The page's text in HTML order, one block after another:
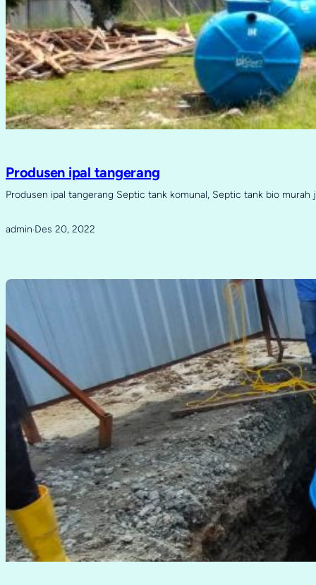
Produsen ipal tangerang
Produsen ipal tangerang Septic tank komunal, Septic tank bio murah
admin·Des 20, 2022